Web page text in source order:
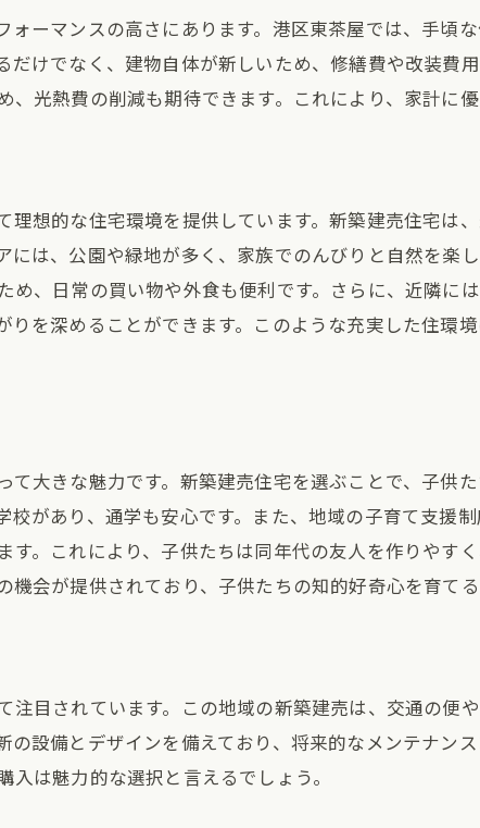
建物保証とアフターサービスの充実
辺環境の魅力を最大限に活用
新築ならではの高性能住宅設備
売の購入で叶える名古屋市港区東茶屋の理想的な生活
理想の暮らしを実現する家選び
周辺施設の活用で日常生活を充実
家族の絆を深める住まいの工夫
屋市港区東茶屋の新築建売で豊かな暮らしをスタート
生活の利便性が生む時間のゆとり
域の特性を活かした住環境
活の質を高める新築オプション
来を見据えた住まいの選び方
市港区東茶屋の新築建売で感じる自然と利便性の調和
ーマンスの高さにあります。港区東茶屋では、手頃
けでなく、建物自体が新しいため、修繕費や改装費
光熱費の削減も期待できます。これにより、家計に
想的な住宅環境を提供しています。新築建売住宅は
は、公園や緑地が多く、家族でのんびりと自然を楽
、日常の買い物や外食も便利です。さらに、近隣に
を深めることができます。このような充実した住環
大きな魅力です。新築建売住宅を選ぶことで、子供
があり、通学も安心です。また、地域の子育て支援
。これにより、子供たちは同年代の友人を作りやす
会が提供されており、子供たちの知的好奇心を育て
目されています。この地域の新築建売は、交通の便
設備とデザインを備えており、将来的なメンテナン
は魅力的な選択と言えるでしょう。